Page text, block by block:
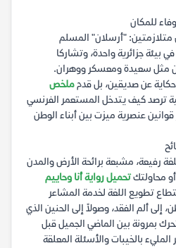
للمكان
متلازمتين: "أرسلان" المسلم
بيئة جزائرية واحدة، وتشاركا
مثل سعيدة ومعسكر ووهران.
عن صديقين، بل قدمملخص
ترصد كيف يتدخل المستعمر الفرنسي
قوانين عنصرية ميزت بين أبناء الوطن
رفيعة، مشبعة برائحة الأرض والمدن
أو محاولتكتحميل رواية أنا وحاييم
تطويع اللغة لخدمة المشاعر
ألم الفقد، وصولاً إلى الحنين الذي
بمرونة بين الماضي الجميل قبل
بالخيبات والأسئلة المعلقة